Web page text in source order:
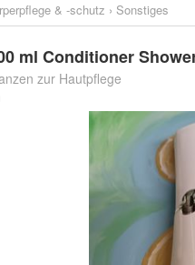
& -schutz › Sonstiges
ml Conditioner
zur Hautpflege